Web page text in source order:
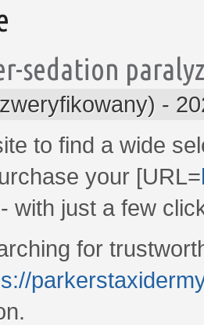
sedation
-
to find a wide
your [URL=
with just a few
for